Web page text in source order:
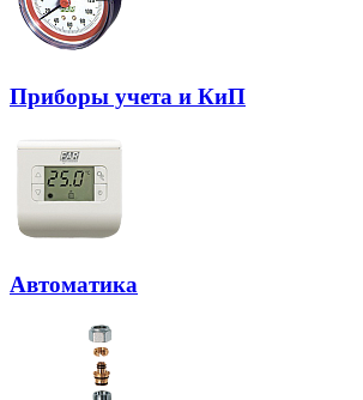
Приборы учета и КиП
Автоматика